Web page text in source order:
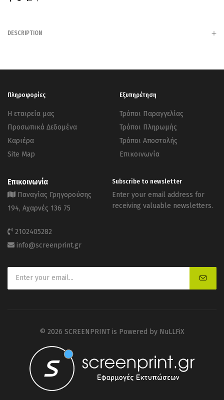
DESCRIPTION
Πληροφορίες
Η εταιρεία μας
Προσωπικά Δεδομένα
Καριέρα
Site Map
Εξυπηρέτηση
Τρόποι Παραγγελίας
Τρόποι Πληρωμής
Τρόποι Αποστολής
Επικοινωνία
Επικοινωνία
Παναγίας Γρηγορούσης
194, Αχαρνές 136 75
2102405282
info@screenprint.gr
Subscribe to newsletter
Enter your email address for
receiving valuable newsletters.
© 2026 SCREENPRINT is Powered by NuLLFiX